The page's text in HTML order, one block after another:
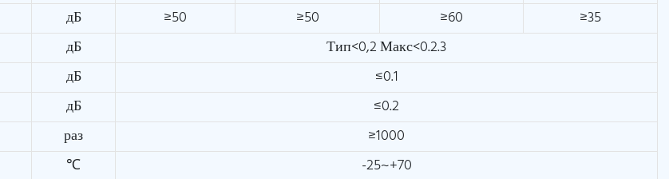
дБ ≥50 ≥50 ≥60
≥35
дБ
Тип<0,2 Макс<0.2.3
дБ
≤0.1
дБ
≤0.2
раз
≥1000
℃
-25~+70